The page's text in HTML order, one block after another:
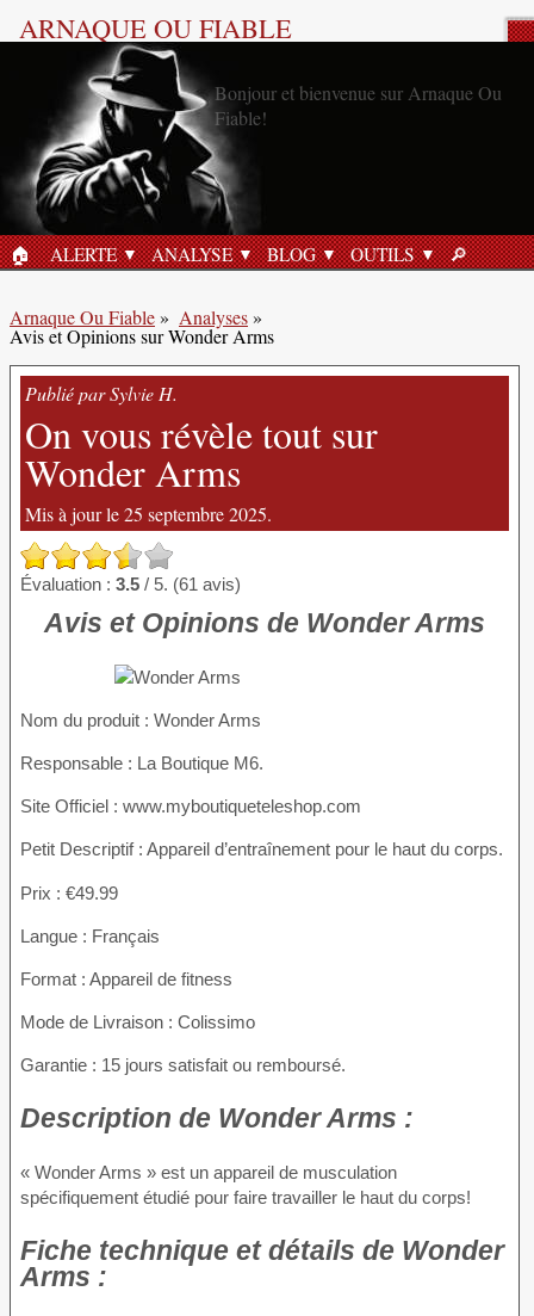
ARNAQUE OU FIABLE
ACCUEIL
🏠︎ ALERTE ANALYSE BLOG OUTILS 🔎︎
Arnaque Ou Fiable» Analyses»
Avis et Opinions sur Wonder Arms
Publié par Sylvie H.
On vous révèle tout sur
Wonder Arms
Mis à jour le 25 septembre 2025.
Évaluation : 3.5 / 5. (61 avis)
Avis et Opinions de Wonder Arms
Nom du produit : Wonder Arms
Responsable : La Boutique M6.
Site Officiel : www.myboutiqueteleshop.com
Petit Descriptif : Appareil d’entraînement pour le haut du corps.
Prix : €49.99
Langue : Français
Format : Appareil de fitness
Mode de Livraison : Colissimo
Garantie : 15 jours satisfait ou remboursé.
Description de Wonder Arms :
« Wonder Arms » est un appareil de musculation
spécifiquement étudié pour faire travailler le haut du corps!
Fiche technique et détails de Wonder
Arms :